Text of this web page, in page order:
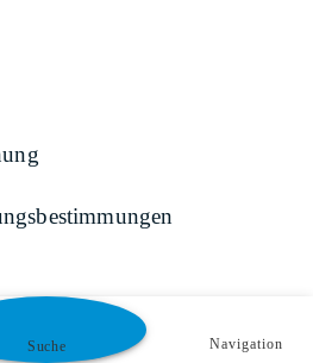
Suche Navigation